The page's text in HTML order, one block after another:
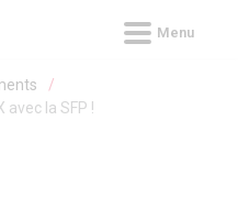
Menu
/
avec la SFP !